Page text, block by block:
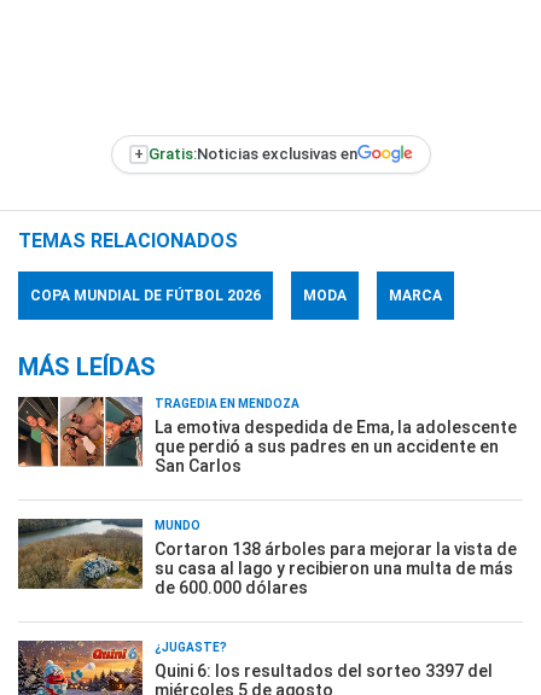
+ Gratis:Noticias exclusivas en
TEMAS RELACIONADOS
COPA MUNDIAL DE FÚTBOL 2026 MODA MARCA
MÁS LEÍDAS
TRAGEDIA EN MENDOZA
La emotiva despedida de Ema, la adolescente
que perdió a sus padres en un accidente en
San Carlos
MUNDO
Cortaron 138 árboles para mejorar la vista de
su casa al lago y recibieron una multa de más
de 600.000 dólares
¿JUGASTE?
Quini 6: los resultados del sorteo 3397 del
miércoles 5 de agosto